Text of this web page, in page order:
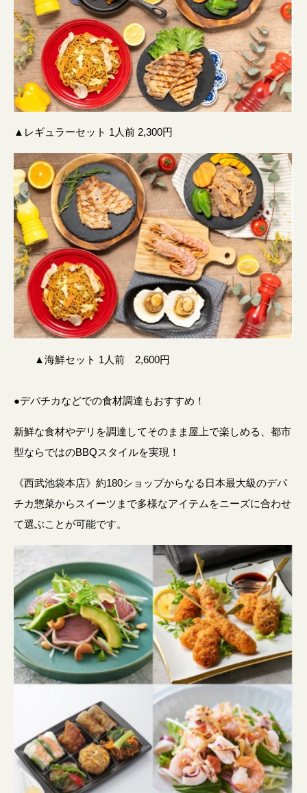
▲レギュラーセット 1人前 2,300円
▲海鮮セット 1人前 2,600円
●デパチカなどでの食材調達もおすすめ！
新鮮な食材やデリを調達してそのまま屋上で楽しめる、都市
型ならではのBBQスタイルを実現！
《西武池袋本店》約180ショップからなる日本最大級のデパ
チカ惣菜からスイーツまで多様なアイテムをニーズに合わせ
て選ぶことが可能です。